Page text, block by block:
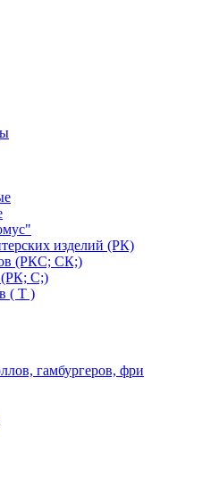
изделий (РК)
(РКС; СК;)
(РК; С;)
( Т )
гамбургеров, фри